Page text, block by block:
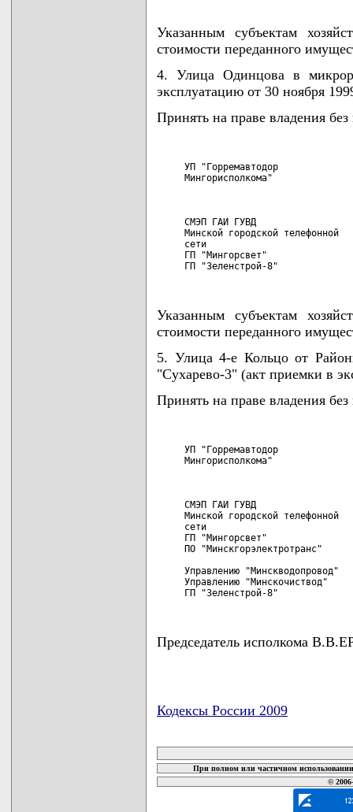
Указанным субъектам
стоимости переданного
4. Улица Одинцова в
эксплуатацию от 30 ноября
Принять на праве владения
УП "Горремавтодор
Мингорисполкома"
СМЭП ГАИ ГУВД
     Минской городской телефонной
сети
ГП "Мингорсвет"
ГП "Зеленстрой-8"
Указанным субъектам
стоимости переданного
5. Улица 4-е Кольцо от
"Сухарево-3" (акт приемки в
Принять на праве владения
УП "Горремавтодор
Мингорисполкома"
СМЭП ГАИ ГУВД
     Минской городской телефонной
сети
ГП "Мингорсвет"
ПО "Минскгорэлектротранс"
Управлению "Минскводопровод"
Управлению "Минскочиствод"
ГП "Зеленстрой-8"
Председатель исполкома
Кодексы России 2009
При полном или частичном
©